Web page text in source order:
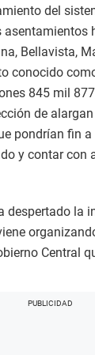
del
Bellavista,
conocido
845 mil
de
pondrían fin
y contar con
despertado la
Central